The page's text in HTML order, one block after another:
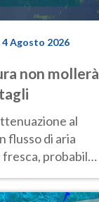
4 Agosto 2026
non mollerà
al
flusso di aria
probabile